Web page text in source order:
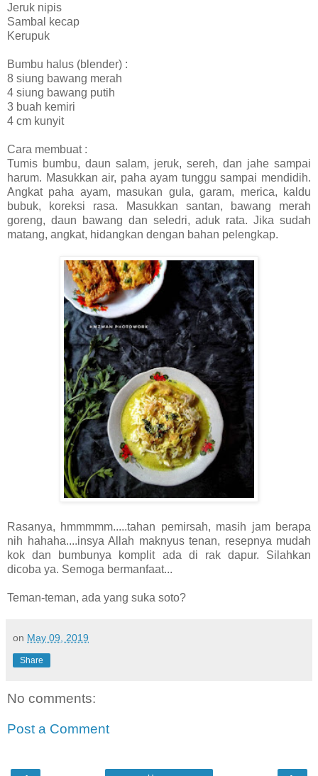
Jeruk nipis
Sambal kecap
Kerupuk
Bumbu halus (blender) :
8 siung bawang merah
4 siung bawang putih
3 buah kemiri
4 cm kunyit
Cara membuat :
Tumis bumbu, daun salam, jeruk, sereh, dan jahe sampai
harum. Masukkan air, paha ayam tunggu sampai mendidih.
Angkat paha ayam, masukan gula, garam, merica, kaldu
bubuk, koreksi rasa. Masukkan santan, bawang merah
goreng, daun bawang dan seledri, aduk rata. Jika sudah
matang, angkat, hidangkan dengan bahan pelengkap.
Rasanya, hmmmmm.....tahan pemirsah, masih jam berapa
nih hahaha....insya Allah maknyus tenan, resepnya mudah
kok dan bumbunya komplit ada di rak dapur. Silahkan
dicoba ya. Semoga bermanfaat...
Teman-teman, ada yang suka soto?
on May 09, 2019
Share
No comments:
Post a Comment